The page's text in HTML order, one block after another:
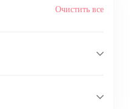
Очистить все